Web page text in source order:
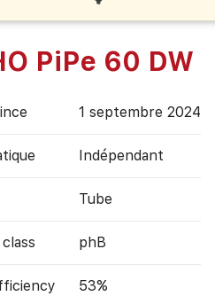
PiPe 60 DW
1 septembre 2024
Indépendant
Tube
phB
53%